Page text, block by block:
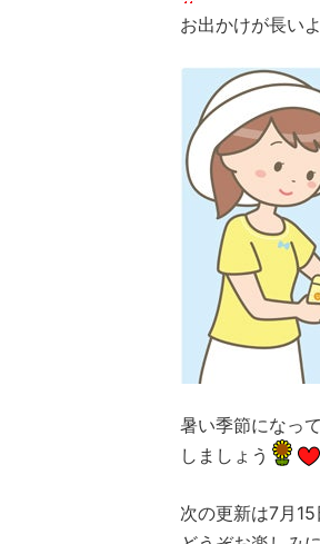
お出かけが長い
暑い季節になっ
しましょう
次の更新は7月